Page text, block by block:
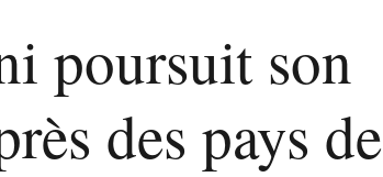
poursuit son
des pays de